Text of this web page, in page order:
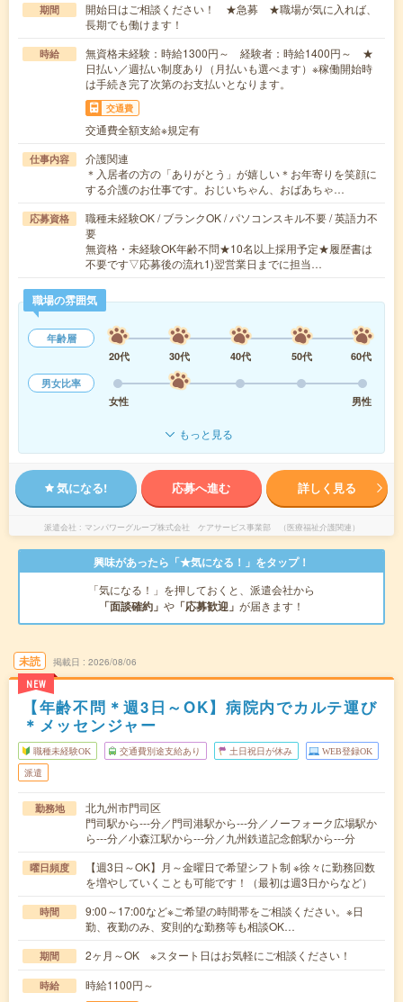
期間
開始日はご相談ください！ ★急募 ★職場が気に入れば、
長期でも働けます！
時給
無資格未経験：時給1300円～ 経験者：時給1400円～ ★
日払い／週払い制度あり（月払いも選べます）※稼働開始時
は手続き完了次第のお支払いとなります。
交通費
交通費全額支給※規定有
仕事内容
介護関連
＊入居者の方の「ありがとう」が嬉しい＊お年寄りを笑顔に
する介護のお仕事です。おじいちゃん、おばあちゃ…
応募資格
職種未経験OK / ブランクOK / パソコンスキル不要 / 英語力不
要
無資格・未経験OK年齢不問★10名以上採用予定★履歴書は
不要です▽応募後の流れ1)翌営業日までに担当…
職場の雰囲気
年齢層
20代
30代 40代 50代
60代
男女比率
女性
男性
もっと見る
気になる! 応募へ進む 詳しく見る
派遣会社 マンパワーグループ株式会社 ケアサービス事業部 （医療福祉介護関連）
興味があったら「★気になる！」をタップ！
「気になる！」を押しておくと、派遣会社から
「面談確約」 や 「応募歓迎」 が届きます！
未読
NEW
掲載日 2026/08/06
【年齢不問＊週3日～OK】病院内でカルテ運び
＊メッセンジャー
職種未経験OK 交通費別途支給あり 土日祝日が休み WEB登録OK
派遣
勤務地
北九州市門司区
門司駅から---分／門司港駅から---分／ノーフォーク広場駅か
ら---分／小森江駅から---分／九州鉄道記念館駅から---分
曜日頻度
【週3日～OK】月～金曜日で希望シフト制 ※徐々に勤務回数
を増やしていくことも可能です！（最初は週3日からなど）
時間
9:00～17:00など※ご希望の時間帯をご相談ください。※日
勤、夜勤のみ、変則的な勤務等も相談OK…
期間 2ヶ月～OK ※スタート日はお気軽にご相談ください！
時給 時給1100円～